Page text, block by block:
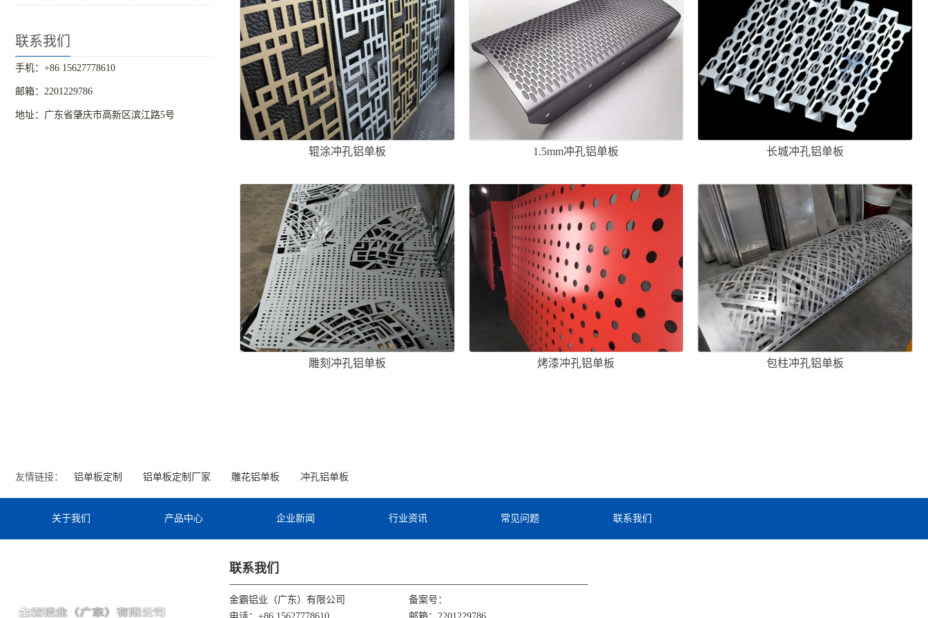
联系我们
手机：+86 15627778610
邮箱：2201229786
地址：广东省肇庆市高新区滨江路5号
辊涂冲孔铝单板 1.5mm冲孔铝单板 长城冲孔铝单板
雕刻冲孔铝单板 烤漆冲孔铝单板 包柱冲孔铝单板
友情链接： 铝单板定制 铝单板定制厂家 雕花铝单板 冲孔铝单板
关于我们 产品中心 企业新闻 行业资讯 常见问题 联系我们
联系我们
金霸铝业（广东）有限公司
备案号：